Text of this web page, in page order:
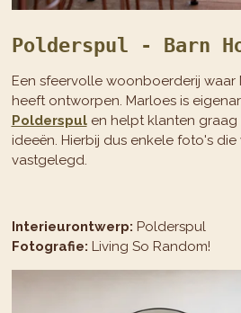
Polderspul - Barn
Een sfeervolle woonboerderij waar
heeft ontworpen. Marloes is
Polderspulen helpt klanten graag
ideeën. Hierbij dus enkele foto's
vastgelegd.
Interieurontwerp: Polderspul
Fotografie: Living So Random!